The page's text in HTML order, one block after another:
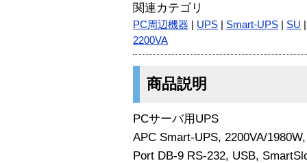
関連カテゴリ
PC周辺機器 UPS Smart-UPS SU
2200VA
商品説明
PCサーバ用UPS
APC Smart-UPS, 2200VA/
Port DB-9 RS-232, USB,